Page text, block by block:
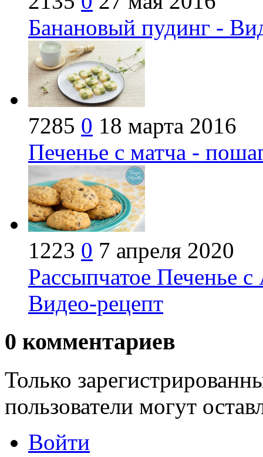
Банановый пудинг -
7285 0 18 марта 2016
Печенье с матча -
1223 0 7 апреля 2020
Рассыпчатое Печенье
Видео-рецепт
0 комментариев
Только
пользователи могут
Войти